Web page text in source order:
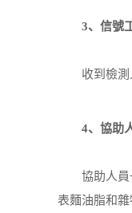
3、信號
收到檢測人
4、協助
協助人員一
表麵油脂和